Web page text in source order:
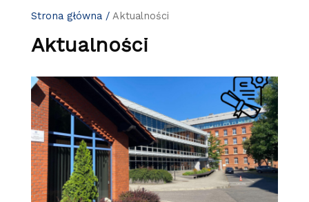
Strona główna/ Aktualności
Aktualności